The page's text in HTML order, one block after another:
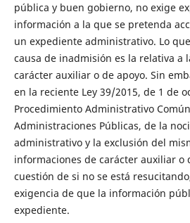
pública y buen gobierno, no exige
información a la que se pretenda
un expediente administrativo. Lo
causa de inadmisión es la relativa a
carácter auxiliar o de apoyo. Sin
en la reciente Ley 39/2015, de 1 de
Procedimiento Administrativo
Administraciones Públicas, de la
administrativo y la exclusión del
informaciones de carácter auxiliar o
cuestión de si no se está
exigencia de que la información
expediente.